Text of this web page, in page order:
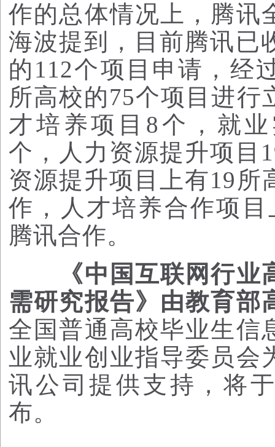
作的总体情况上，腾讯
海波提到，目前腾讯已
的112个项目申请，经
所高校的75个项目进行
才培养项目8个，就
个，人力资源提升项目
资源提升项目上有19所
作，人才培养合作项
腾讯合作。
《中国互联网行
需研究报告》由教育部
全国普通高校毕业生信
业就业创业指导委员会
讯公司提供支持，将
布。